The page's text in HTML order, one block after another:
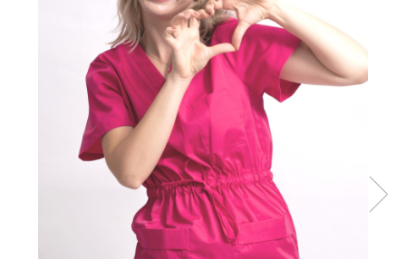
Halate medicale femei
Halate medicale barbati
Halate medicale P2 cu fluturas
Halate medicale cu nasturi
Halate medicale cu fermoar
Halate medicale polar - unisex
Halate medicale albe